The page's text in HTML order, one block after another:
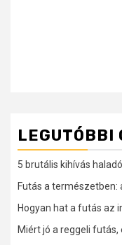
LEGUTÓBBI
5 brutális kihívás
Futás a természetben:
Hogyan hat a futás az
Miért jó a reggeli